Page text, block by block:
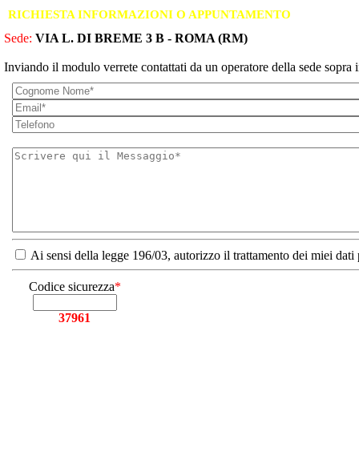
RICHIESTA INFORMAZIONI O APPUNTAMENTO
Sede: VIA L. DI BREME 3 B - ROMA (RM)
Inviando il modulo verrete contattati da un operatore della sede sopra
Ai sensi della legge 196/03, autorizzo il trattamento dei miei
Codice sicurezza*
37961